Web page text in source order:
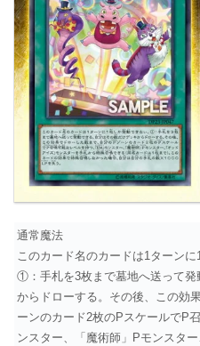
通常魔法
このカード名のカードは1ターンに
①：手札を3枚まで墓地へ送って発
からドローする。その後、この効
ーンのカード2枚のPスケールでP
ンスター、「魔術師」Pモンスタ